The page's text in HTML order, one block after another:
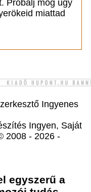
Próbálj mög úgy
miattad
Ingyenes
Ingyen, Saját
2008 - 2026 -
egyszerű a